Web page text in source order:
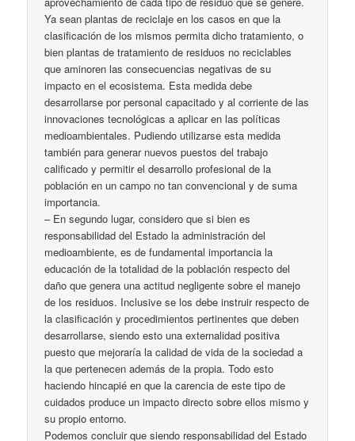
Ya sean plantas de reciclaje en los casos en que la
clasificación de los mismos permita dicho tratamiento, o
bien plantas de tratamiento de residuos no reciclables
que aminoren las consecuencias negativas de su
impacto en el ecosistema. Esta medida debe
desarrollarse por personal capacitado y al corriente de las
innovaciones tecnológicas a aplicar en las políticas
medioambientales. Pudiendo utilizarse esta medida
también para generar nuevos puestos del trabajo
calificado y permitir el desarrollo profesional de la
población en un campo no tan convencional y de suma
importancia.
– En segundo lugar, considero que si bien es
responsabilidad del Estado la administración del
medioambiente, es de fundamental importancia la
educación de la totalidad de la población respecto del
daño que genera una actitud negligente sobre el manejo
de los residuos. Inclusive se los debe instruir respecto de
la clasificación y procedimientos pertinentes que deben
desarrollarse, siendo esto una externalidad positiva
puesto que mejoraría la calidad de vida de la sociedad a
la que pertenecen además de la propia. Todo esto
haciendo hincapié en que la carencia de este tipo de
cuidados produce un impacto directo sobre ellos mismo y
su propio entorno.
Podemos concluir que siendo responsabilidad del Estado